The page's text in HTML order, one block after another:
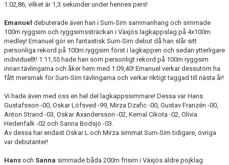
1:02,86, vilket är 1,3 sekunder under hennes pers!
Emanuel debuterade även han i Sum-Sim sammanhang och simmade
100m ryggsim och ryggsimssträckan i Växjös lagkappslag på 4x100m
medley! Emanuel gör en fantastisk Sum-Sim debut då han slår sitt
personliga rekord på 100m ryggsim först i lagkappen och sedan ytterligare
individuellt! 1:11,55 hade han som personligt rekord på 100m ryggsim
innan tävlingarna och åker hem med 1:09,40! Emanuel verkar dessutom ha
fått mersmak för Sum-Sim tävlingarna och verkar riktigt taggad till nästa år!
Vi hade även med oss en hel del lagkappssimmare! Dessa var Hans
Gustafsson -00, Oskar Löfsved -99, Mirza Dzafic -00, Gustav Franzén -00,
Anton Strand -03, Oskar Axandersson -02, Kemal Cikota -02, Olivia
Hedenfalk -02 och Sanna Bodsjö -03.
Av dessa har endast Oskar L och Mirza simmat Sum-Sim tidigare, övriga
var debutanter!
Hans och Sanna simmade båda 200m frisim i Växjös äldre pojklag